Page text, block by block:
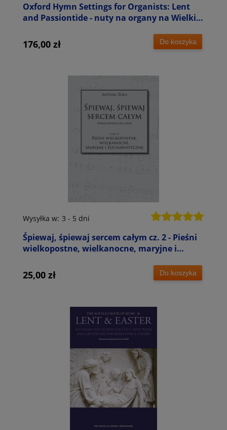
Oxford Hymn Settings for Organists: Lent
and Passiontide - nuty na organy na Wielki
Blackwell
176,00 zł Do koszyka
Śpiewaj, śpiewaj sercem całym cz. 2 - Pieśni
wielkopostne, wielkanocne, maryjne i
Wysyłka w: 3 - 5 dni
25,00 zł Do koszyka